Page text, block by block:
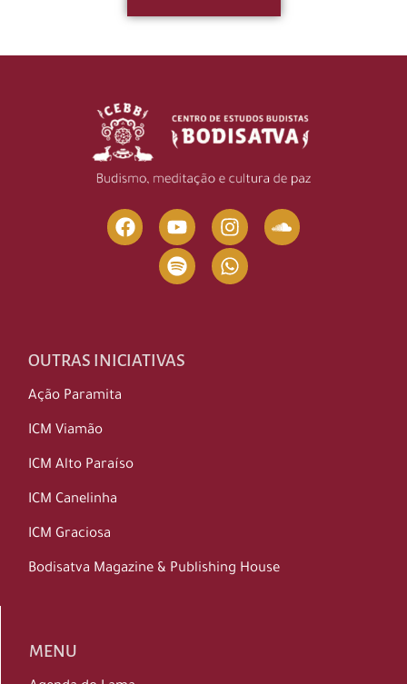
OUTRAS INICIATIVAS
Ação Paramita
ICM Viamão
ICM Alto Paraíso
ICM Canelinha
ICM Graciosa
Bodisatva Magazine & Publishing House
MENU